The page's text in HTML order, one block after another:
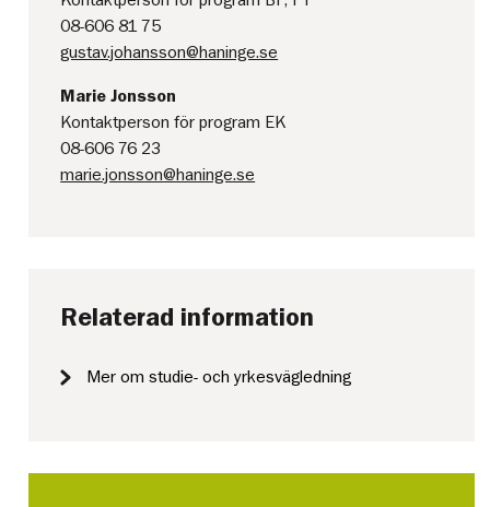
08-606 81 75
gustav.johansson@haninge.se
Marie Jonsson
Kontaktperson för program EK
08-606 76 23
marie.jonsson@haninge.se
Relaterad information
Mer om studie- och yrkesvägledning